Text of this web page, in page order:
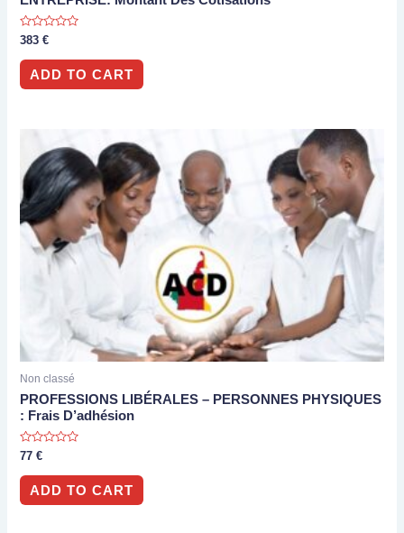
Rated
0
out
383€
ADD TO CART
Non classé
PROFESSIONS LIBÉRALES – PERSONNES PHYSIQUES
: Frais D’adhésion
Rated
0
out
77€
ADD TO CART